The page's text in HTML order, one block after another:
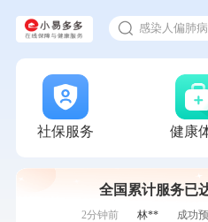
甲状腺癌怎么
社保服务 健康
全国累计服务已
7分钟前 陆**
购买了
7分钟前
李**
成功
成功预
成功
刚刚
购买了公
1分钟前
张**
成
2分钟前
林**
成功